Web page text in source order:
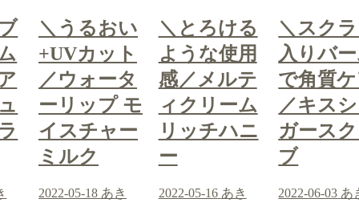
るおい
カット
ォータ
ップ モ
チャー
18 あき
＼とろける
ような使用
感／メルテ
ィクリーム
リッチハニ
ー
2022-05-16 あき
＼スクラブ
入りバーム
で角質ケア
／キスシュ
ガースクラ
2022-06-03 あき
＼
／
ー
イ